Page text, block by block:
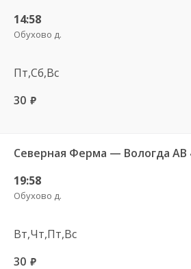
14:58
Обухово д.
Пт,Сб,Вс
30 руб.
Северная Ферма — Вологда АВ
19:58
Обухово д.
Вт,Чт,Пт,Вс
30 руб.